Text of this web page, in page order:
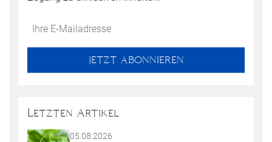
Do
*Ihre
JETZT ABONNIEREN
Letzten Artikel
05.08.2026